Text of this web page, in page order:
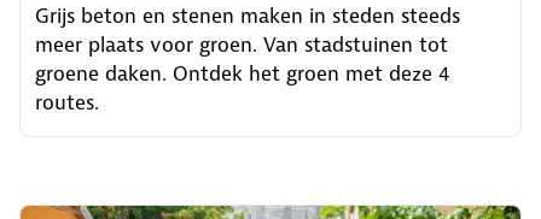
Grijs beton en stenen maken in steden steeds
meer plaats voor groen. Van stadstuinen tot
groene daken. Ontdek het groen met deze 4
routes.